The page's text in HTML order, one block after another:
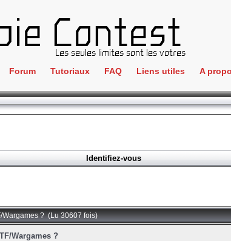
Forum Tutoriaux FAQ Liens utiles
IRC
Newbie Connect
Partenaires
Goodies
L'incubateur
A
Hall
Identifiez-vous
Wargames ? (Lu 30607 fois)
Wargames ?